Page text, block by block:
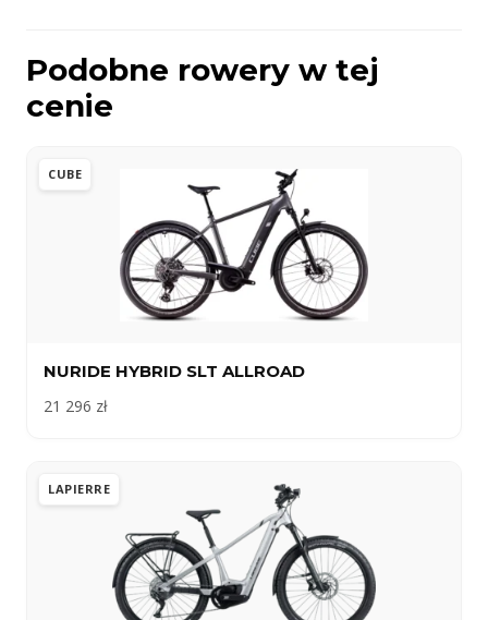
Podobne rowery w tej
cenie
CUBE
NURIDE HYBRID SLT ALLROAD
21 296 zł
LAPIERRE